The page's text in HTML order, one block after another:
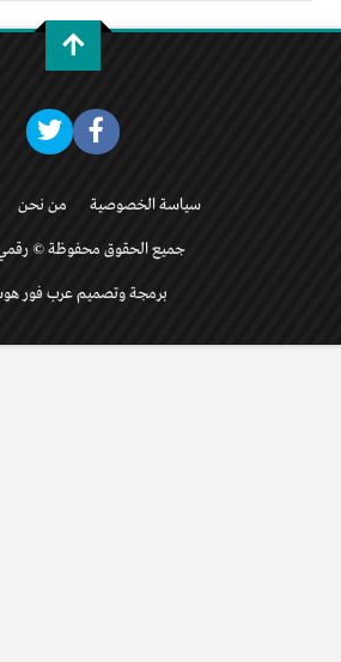
سياسة الخصوصية من نحن
جميع الحقوق محفوظة © رقمي
برمجة وتصميم عرب فور